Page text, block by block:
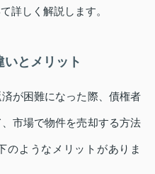
詳しく解説します。
とメリット
が困難になった際、債権者
市場で物件を売却する方法
のようなメリットがありま